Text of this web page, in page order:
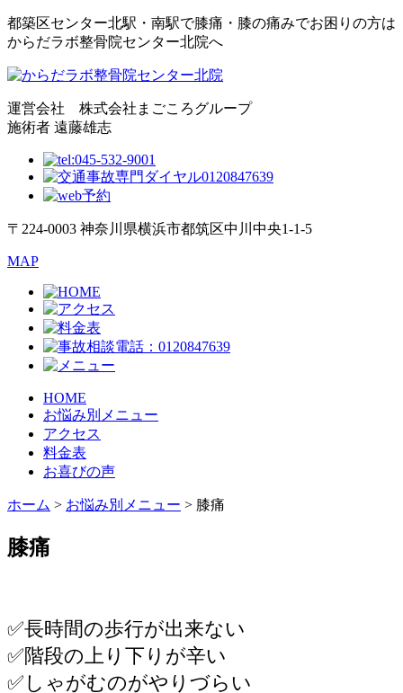
都築区センター北駅・南駅で膝痛・膝の痛みでお困りの方は
からだラボ整骨院センター北院へ
運営会社 株式会社まごころグループ
施術者 遠藤雄志
〒224-0003 神奈川県横浜市都筑区中川中央1-1-5
MAP
HOME
お悩み別メニュー
アクセス
料金表
お喜びの声
ホーム > お悩み別メニュー > 膝痛
膝痛
✅長時間の歩行が出来ない
✅階段の上り下りが辛い
✅しゃがむのがやりづらい